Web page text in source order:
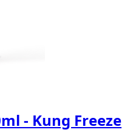
- Kung Freeze